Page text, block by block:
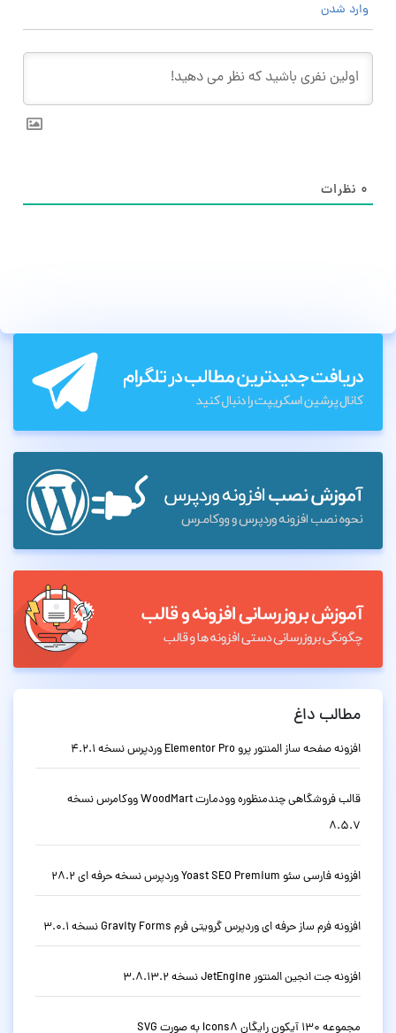
وارد شدن
۰ نظرات
مطالب داغ
افزونه صفحه ساز المنتور پرو Elementor Pro وردپرس نسخه 4.2.1
قالب فروشگاهی چندمنظوره وودمارت WoodMart ووکامرس نسخه
8.5.7
افزونه فارسی سئو Yoast SEO Premium وردپرس نسخه حرفه ای 28.2
افزونه فرم ساز حرفه ای وردپرس گرویتی فرم Gravity Forms نسخه 3.0.1
افزونه جت انجین المنتور JetEngine نسخه 3.8.13.2
مجموعه 130 آیکون رایگان Icons8 به صورت SVG